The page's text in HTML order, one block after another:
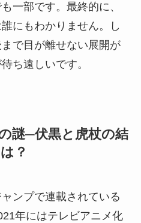
一部です。最終的に、
にもわかりません。し
で目が離せない展開が
ち遠しいです。
謎─伏黒と虎杖の結
？
ンプで連載されている
年にはテレビアニメ化